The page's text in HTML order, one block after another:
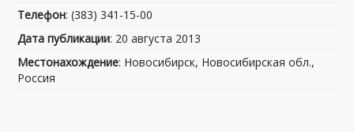
Телефон: (383) 341-15-00
Дата публикации: 20 августа 2013
Местонахождение: Новосибирск, Новосибирская обл.,
Россия